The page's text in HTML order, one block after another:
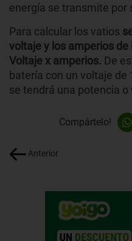
energía se transmite por
Para calcular los vatios
voltaje y los amperios
Voltaje x amperios. De
batería con un voltaje de
se tendrá una potencia
Compártelo!
Anterior